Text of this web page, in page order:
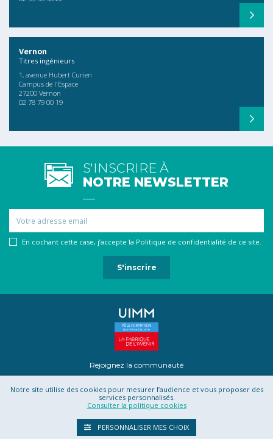
Vernon
Titres ingénieurs
1, avenue Hubert Curien
Campus de l'Espace
27200 Vernon
02 78 79 00 19
S'INSCRIRE À
NOTRE NEWSLETTER
En cochant cette case, j’accepte la Politique de confidentialité de ce site.
Rejoignez la communauté
Contact Projet Romotics
CGU
CGV
Notre site utilise des cookies pour mesurer l’audience et vous proposer des
services personnalisés.
Consulter la politique cookies
PERSONNALISER MES CHOIX